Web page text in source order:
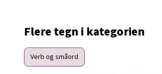
Flere tegn i kategorien
Verb og småord